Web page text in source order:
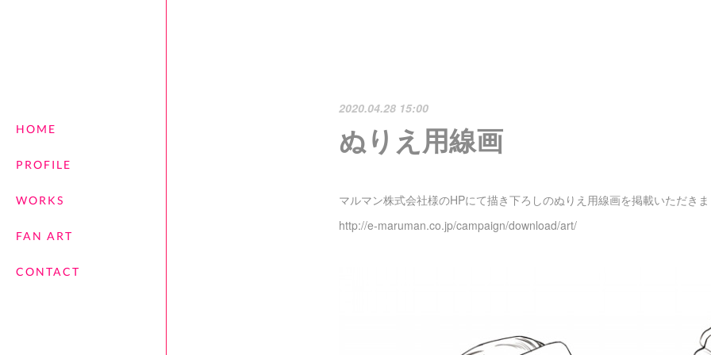
HOME
PROFILE
WORKS
FAN ART
CONTACT
2020.04.28 15:00
ぬりえ用線画
マルマン株式会社様のHPにて描き下ろしのぬりえ用線画を掲載いただき
http://e-maruman.co.jp/campaign/download/art/